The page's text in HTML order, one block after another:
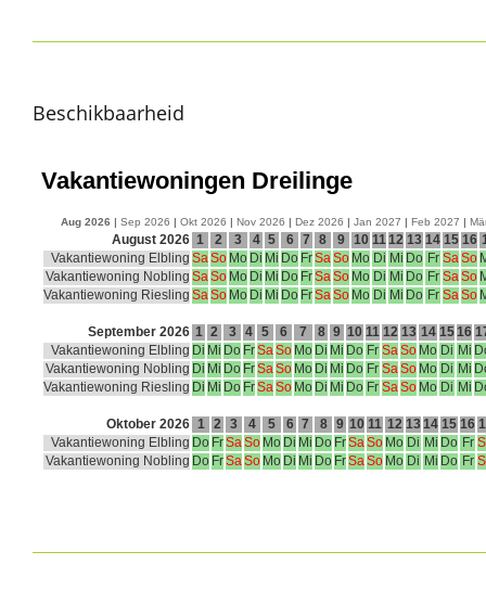
Beschikbaarheid